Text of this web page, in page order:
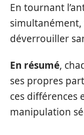
En tournant
simultanément,
déverrouiller
En résumé,
ses propres
ces
manipulation